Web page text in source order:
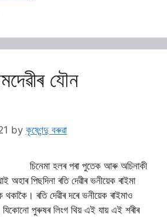
যৌন
by কৃষ্ণেন্দু বৰুৱা
চিনেমা হলৰ পৰা পুতেক আৰু অচিনাকী
পিছদিনা ৰতি দেৱীৰ ভনীয়েক ৰাইমা
ৰতি দেৱীৰ দৰে ভনীয়েক ৰাইমাও
যিকোনো পুৰুষৰ লিংগ থিয় এই যায় এই শৰীৰ